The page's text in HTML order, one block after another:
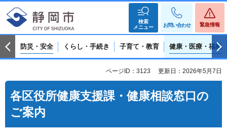
検索
メニュー
お問い合わせ 緊急情報
防災・安全 くらし・手続き 子育て・教育 健康・医療・福祉
ページID：3123 更新日：2026年5月7日
各区役所健康支援課・健康相談窓口の
ご案内